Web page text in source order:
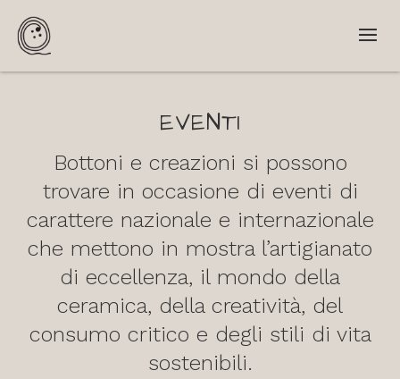
EVENTI
Bottoni e creazioni si possono
trovare in occasione di eventi di
carattere nazionale e internazionale
che mettono in mostra l’artigianato
di eccellenza, il mondo della
ceramica, della creatività, del
consumo critico e degli stili di vita
sostenibili.